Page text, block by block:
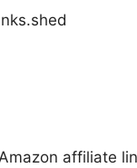
affiliate